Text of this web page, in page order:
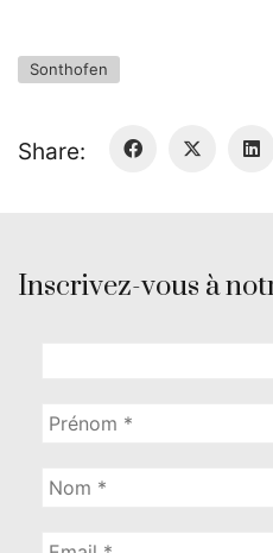
Sonthofen
Share:
Inscrivez-vous à